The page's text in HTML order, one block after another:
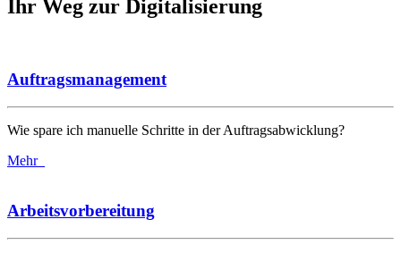
Ihr Weg zur Digitalisierung
Auftragsmanagement
Wie spare ich manuelle Schritte in der Auftragsabwicklung?
Mehr
Arbeitsvorbereitung